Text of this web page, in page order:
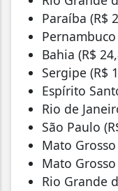
Paraíba (R$
Bahia (R$
Sergipe (R$
Espírito
Rio de
São Paulo
Mato
Mato
Rio Grande